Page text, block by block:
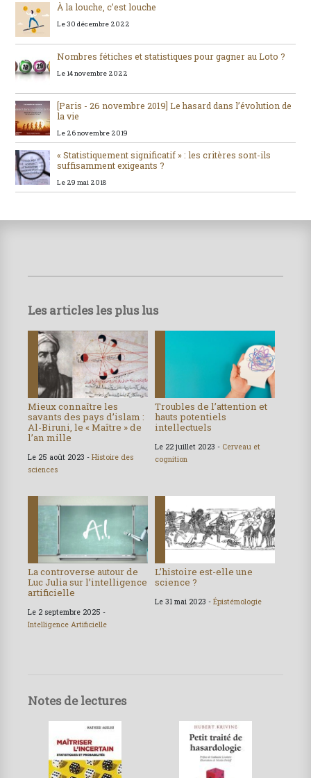
À la louche, c’est louche
Le 30 décembre 2022
Nombres fétiches et statistiques pour gagner au Loto ?
Le 14 novembre 2022
[Paris - 26 novembre 2019] Le hasard dans l’évolution de
la vie
Le 26 novembre 2019
« Statistiquement significatif » : les critères sont-ils
suffisamment exigeants ?
Le 29 mai 2018
Les articles les plus lus
Mieux connaître les
savants des pays d’islam :
Al-Biruni, le « Maître » de
l’an mille
Le 25 août 2023 - Histoire des
sciences
Troubles de l’attention et
hauts potentiels
intellectuels
Le 22 juillet 2023 - Cerveau et
cognition
La controverse autour de
Luc Julia sur l’intelligence
artificielle
Le 2 septembre 2025 -
Intelligence Artificielle
L’histoire est-elle une
science ?
Le 31 mai 2023 - Épistémologie
Notes de lectures